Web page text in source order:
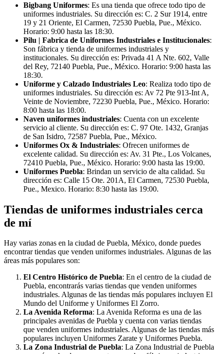
Bigbang Uniformes: Es una tienda que ofrece todo tipo de
uniformes industriales. Su dirección es: C. 2 Sur 1914, entre
19 y 21 Oriente, El Carmen, 72530 Puebla, Pue., México.
Horario: 9:00 hasta las 18:30.
Pilu | Fabrica de Uniformes Industriales e Institucionales:
Son fábrica y tienda de uniformes industriales y
institucionales. Su dirección es: Privada 41 A Nte. 602, Valle
del Rey, 72140 Puebla, Pue., México. Horario: 9:00 hasta las
18:30.
Uniforme y Calzado Industriales Leo: Realiza todo tipo de
uniformes industriales. Su dirección es: Av 72 Pte 913-Int A,
Veinte de Noviembre, 72230 Puebla, Pue., México. Horario:
8:00 hasta las 18:00.
Naven uniformes industriales: Cuenta con un excelente
servicio al cliente. Su dirección es: C. 97 Ote. 1432, Granjas
de San Isidro, 72587 Puebla, Pue., México.
Uniformes Ox & Industriales: Ofrecen uniformes de
excelente calidad. Su dirección es: Av. 31 Pte., Los Volcanes,
72410 Puebla, Pue., México. Horario: 9:00 hasta las 19:00.
Uniformes Puebla: Brindan un servicio de alta calidad. Su
dirección es: Calle 15 Ote. 201A, El Carmen, 72530 Puebla,
Pue., Mexico. Horario: 8:30 hasta las 19:00.
Tiendas de uniformes industriales cerca
de mí
Hay varias zonas en la ciudad de Puebla, México, donde puedes
encontrar tiendas que venden uniformes industriales. Algunas de las
áreas más populares son:
El Centro Histórico de Puebla: En el centro de la ciudad de
Puebla, encontrarás varias tiendas que venden uniformes
industriales. Algunas de las tiendas más populares incluyen El
Mundo del Uniforme y Uniformes El Zorro.
La Avenida Reforma: La Avenida Reforma es una de las
principales avenidas de Puebla y cuenta con varias tiendas
que venden uniformes industriales. Algunas de las tiendas más
populares incluyen Uniformes Zarate y Uniformes Puebla.
La Zona Industrial de Puebla: La Zona Industrial de Puebla